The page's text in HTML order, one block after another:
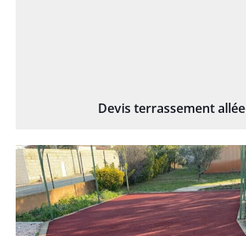
Devis terrassement allée